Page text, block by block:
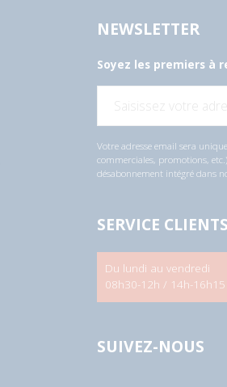
NEWSLETTER
Soyez les premiers à
a
l
*
Votre adresse email sera
commerciales, promotions,
désabonnement intégré dans
SERVICE CLIENTS
Du lundi au vendredi
08h30-12h / 14h-16h15
SUIVEZ-NOUS